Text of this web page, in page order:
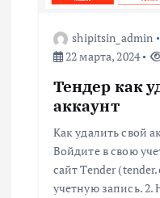
shipitsin_admin
22 марта, 2024
Тендер как
аккаунт
Как удалить свой
Войдите в свою
сайт Tender
учетную запись. 2.